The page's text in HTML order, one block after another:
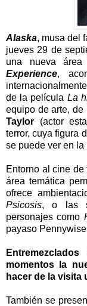
Alaska, musa del
jueves 29 de
una nueva área
Experience,
de la película La
equipo de arte, de
Taylor (actor
terror, cuya figura
se puede ver en la
Entorno al cine de
área temática
ofrece
Psicosis, o las
personajes como
payaso
momentos la
hacer de la visita
También se